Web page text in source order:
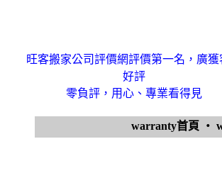
旺客搬家公司評價網評價第一名，廣獲
好評
零負評，用心、專業看得見
warranty首頁 ‧